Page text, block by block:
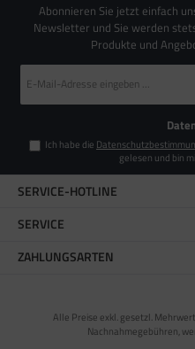
Abonnieren Sie jetzt einfach
Newsletter und Sie werden
Produkte und
E-
Mail-
*
Ich habe die
gelesen und bin
SERVICE-HOTLINE
SERVICE
ZAHLUNGSARTEN
Alle Preise exkl. gesetzl.
Nachnahmegebühren,